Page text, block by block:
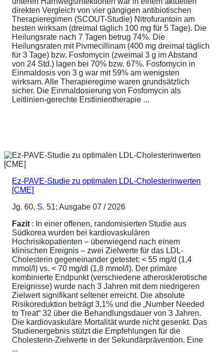
direkten Vergleich von vier gängigen antibiotischen
Therapieregimen (SCOUT-Studie) Nitrofurantoin am
besten wirksam (dreimal täglich 100 mg für 5 Tage). Die
Heilungsrate nach 7 Tagen betrug 74%. Die
Heilungsraten mit Pivmecillinam (400 mg dreimal täglich
für 3 Tage) bzw. Fosfomycin (zweimal 3 g im Abstand
von 24 Std.) lagen bei 70% bzw. 67%. Fosfomycin in
Einmaldosis von 3 g war mit 59% am wenigsten
wirksam. Alle Therapieregime waren grundsätzlich
sicher. Die Einmaldosierung von Fosfomycin als
Leitlinien-gerechte Erstlinientherapie ...
Ez-PAVE-Studie zu optimalen LDL-Cholesterinwerten
[CME]
Jg. 60, S. 51; Ausgabe 07 / 2026
Fazit : In einer offenen, randomisierten Studie aus
Südkorea wurden bei kardiovaskulären
Hochrisikopatienten – überwiegend nach einem
klinischen Ereignis – zwei Zielwerte für das LDL-
Cholesterin gegeneinander getestet: < 55 mg/d (1,4
mmol/l) vs. < 70 mg/dl (1,8 mmol/l). Der primäre
kombinierte Endpunkt (verschiedene atherosklerotische
Ereignisse) wurde nach 3 Jahren mit dem niedrigeren
Zielwert signifikant seltener erreicht. Die absolute
Risikoreduktion beträgt 3,1% und die „Number Needed
to Treat“ 32 über die Behandlungsdauer von 3 Jahren.
Die kardiovaskuläre Mortalität wurde nicht gesenkt. Das
Studienergebnis stützt die Empfehlungen für die
Cholesterin-Zielwerte in der Sekundärprävention. Eine
...